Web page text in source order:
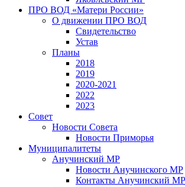
ПРО ВОД «Матери России»
О движении ПРО ВОД
Свидетельство
Устав
Планы
2018
2019
2020-2021
2022
2023
Совет
Новости Совета
Новости Приморья
Муниципалитеты
Анучинский МР
Новости Анучинского МР
Контакты Анучинский МР